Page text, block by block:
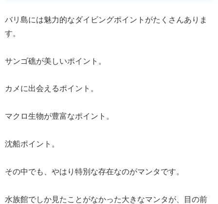
バリ島には魅力的なダイビングポイントがたくさんありま
す。
サンゴ礁が美しいポイント。
カメに出会えるポイント。
マクロ生物が豊富なポイント。
沈船ポイント。
その中でも、やはり特別な存在なのがマンタです。
水族館でしか見たことがなかった大きなマンタが、目の前